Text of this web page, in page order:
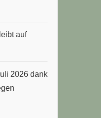
auf
2026 dank